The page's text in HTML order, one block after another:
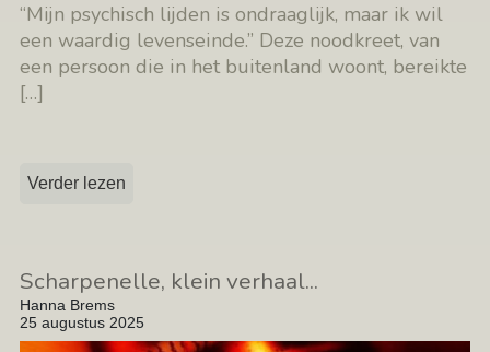
“Mijn psychisch lijden is ondraaglijk, maar ik wil
een waardig levenseinde.” Deze noodkreet, van
een persoon die in het buitenland woont, bereikte
[…]
Verder lezen
Scharpenelle, klein verhaal...
Hanna Brems
25 augustus 2025